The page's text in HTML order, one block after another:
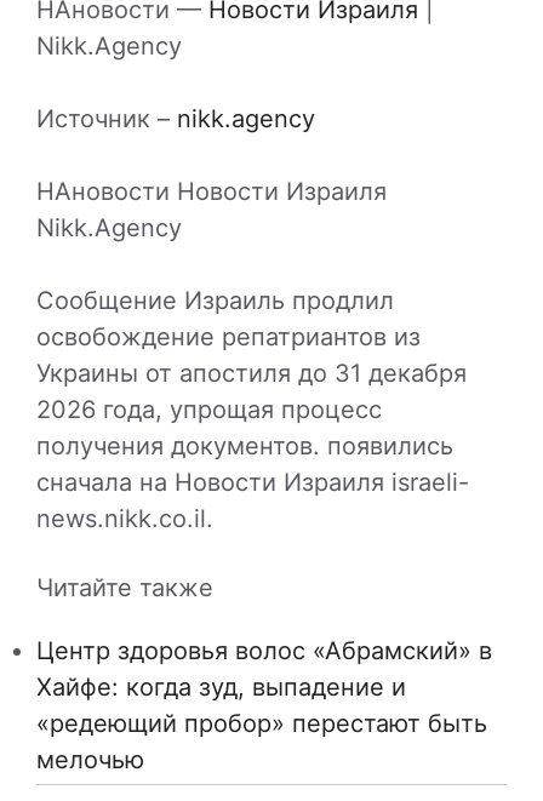
НАновости — Новости Израиля
Nikk.Agency
Источник – nikk.agency
НАновости Новости Израиля
Nikk.Agency
Сообщение Израиль продлил
освобождение репатриантов из
Украины от апостиля до 31 декабря
2026 года, упрощая процесс
получения документов. появились
сначала на Новости Израиля israeli-
news.nikk.co.il.
Читайте также
Центр здоровья волос «Абрaмский» в
Хайфе: когда зуд, выпадение и
«редеющий пробор» перестают быть
мелочью